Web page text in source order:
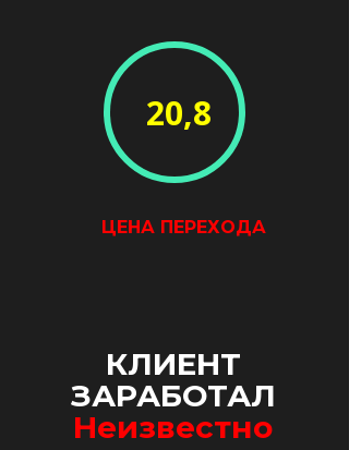
КЛИЕНТ
ЗАРАБОТАЛ
Неизвестно
ЦЕНА ПЕРЕХОДА
20,8